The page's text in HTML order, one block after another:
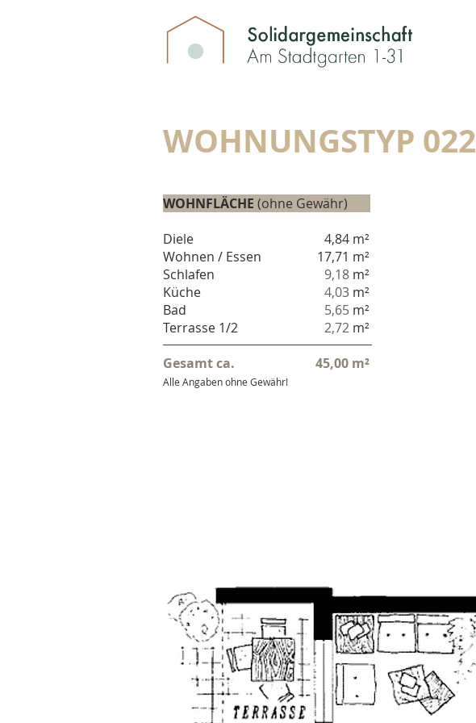
WOHNUNGSTYP 022
WOHNFLÄCHE (ohne Gewähr)
Diele
Wohnen / Essen
Schlafen
Küche
Bad
Terrasse 1/2
Gesamt ca.
4,84 m²
17,71 m²
9,18 m²
4,03 m²
5,65 m²
2,72 m²
45,00 m²
Alle Angaben ohne Gewähr!